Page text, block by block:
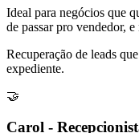
Ideal para negócios que
de passar pro vendedor,
Recuperação de leads
expediente.
🤝
Carol -